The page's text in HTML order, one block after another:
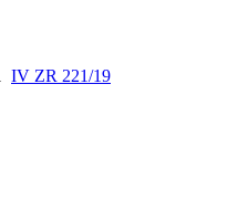
IV ZR 221/19